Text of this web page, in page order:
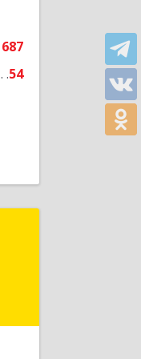
54
№